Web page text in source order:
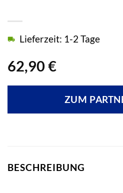
62,90 €
Lieferzeit: 1-2 Tage
ZUM
BESCHREIBUNG